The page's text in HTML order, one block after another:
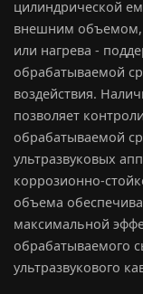
цилиндрической
внешним объемом,
или нагрева -
обрабатываемой
воздействия.
позволяет
обрабатываемой
ультразвуковых
коррозионно-
объема
максимальной
обрабатываемого
ультразвукового